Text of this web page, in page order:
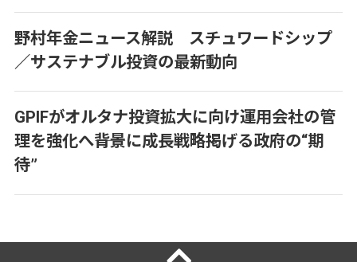
野村年金ニュース解説 スチュワードシップ
／サステナブル投資の最新動向
GPIFがオルタナ投資拡大に向け運用会社の管
理を強化へ――背景に成長戦略掲げる政府の“期
待”